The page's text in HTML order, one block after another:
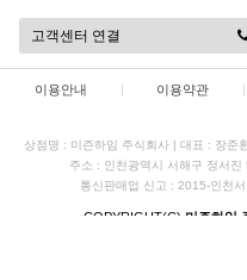
고객센터 연결
이용안내 | 이용약관 |
상점명 : 미즌하임 주식회사 | 대표 : 장준
주소 : 인천광역시 서해구 정서진
통신판매업 신고 : 2015-인천
COPYRIGHT(C) 미즌하임